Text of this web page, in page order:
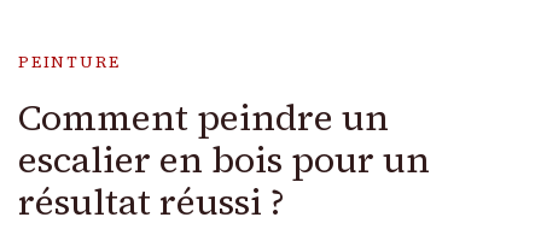
PEINTURE
Comment peindre un
escalier en bois pour un
résultat réussi ?